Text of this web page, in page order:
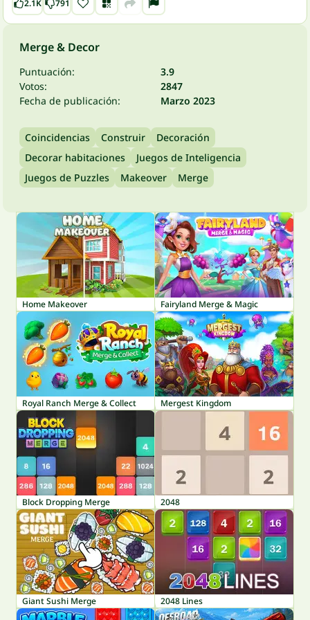
2.1K 791
Merge & Decor
Puntuación:
3.9
Votos:
2847
Fecha de publicación:
Marzo 2023
Coincidencias Construir
Decoración
Decorar habitaciones
Juegos de Inteligencia
Juegos de Puzzles
Makeover Merge
Home Makeover Fairyland Merge & Magic
Royal Ranch Merge & Collect Mergest Kingdom
Block Dropping Merge 2048
Giant Sushi Merge 2048 Lines